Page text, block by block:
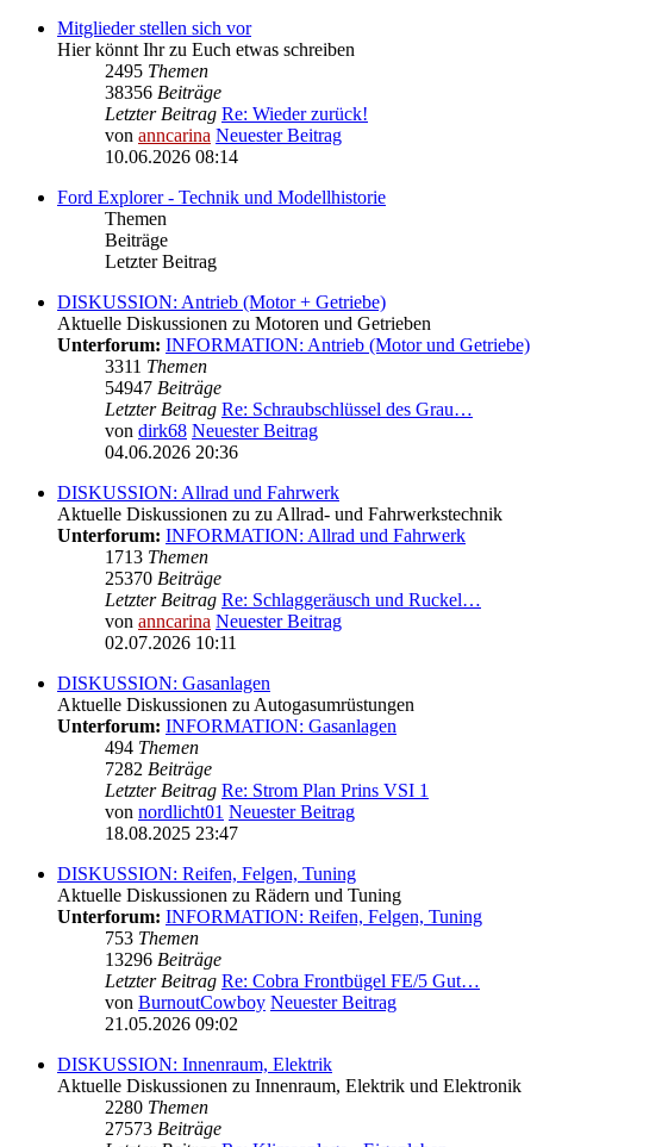
Mitglieder stellen sich vor
Hier könnt Ihr zu Euch etwas schreiben
2495 Themen
38356 Beiträge
Letzter Beitrag Re: Wieder zurück!
von anncarina Neuester Beitrag
10.06.2026 08:14
Ford Explorer - Technik und Modellhistorie
Themen
Beiträge
Letzter Beitrag
DISKUSSION: Antrieb (Motor + Getriebe)
Aktuelle Diskussionen zu Motoren und Getrieben
Unterforum: INFORMATION: Antrieb (Motor und Getriebe)
3311 Themen
54947 Beiträge
Letzter Beitrag Re: Schraubschlüssel des Grau…
von dirk68 Neuester Beitrag
04.06.2026 20:36
DISKUSSION: Allrad und Fahrwerk
Aktuelle Diskussionen zu zu Allrad- und Fahrwerkstechnik
Unterforum: INFORMATION: Allrad und Fahrwerk
1713 Themen
25370 Beiträge
Letzter Beitrag Re: Schlaggeräusch und Ruckel…
von anncarina Neuester Beitrag
02.07.2026 10:11
DISKUSSION: Gasanlagen
Aktuelle Diskussionen zu Autogasumrüstungen
Unterforum: INFORMATION: Gasanlagen
494 Themen
7282 Beiträge
Letzter Beitrag Re: Strom Plan Prins VSI 1
von nordlicht01 Neuester Beitrag
18.08.2025 23:47
DISKUSSION: Reifen, Felgen, Tuning
Aktuelle Diskussionen zu Rädern und Tuning
Unterforum: INFORMATION: Reifen, Felgen, Tuning
753 Themen
13296 Beiträge
Letzter Beitrag Re: Cobra Frontbügel FE/5 Gut…
von BurnoutCowboy Neuester Beitrag
21.05.2026 09:02
DISKUSSION: Innenraum, Elektrik
Aktuelle Diskussionen zu Innenraum, Elektrik und Elektronik
2280 Themen
27573 Beiträge